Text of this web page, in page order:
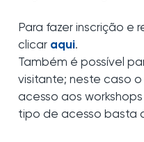
Para fazer inscrição
clicar aqui.
Também é possível
visitante; neste caso
acesso aos
tipo de acesso basta